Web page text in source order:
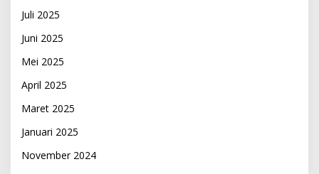
Juli 2025
Juni 2025
Mei 2025
April 2025
Maret 2025
Januari 2025
November 2024